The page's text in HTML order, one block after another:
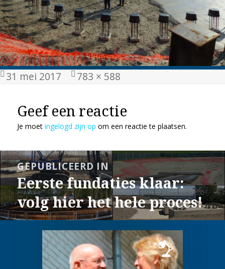
Geplaatst
31 mei 2017
Volledige
783 × 588
Geef een reactie
Je moetingelogd zijn op om een reactie te plaatsen.
Bericht
navigatieGEPUBLICEERD IN
Eerste fundaties klaar:
volg hier het hele proces!